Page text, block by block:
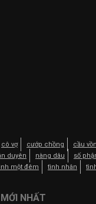
cô vợ cướp chồng cầu
duyên nàng dâu số
một đêm tình nhân
NHẤT